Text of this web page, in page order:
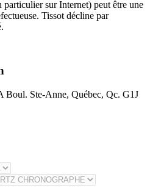
particulier sur Internet) peut être une
Tissot décline par
Boul. Ste-Anne, Québec, Qc. G1J